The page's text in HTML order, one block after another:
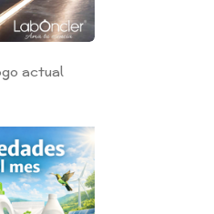
actual